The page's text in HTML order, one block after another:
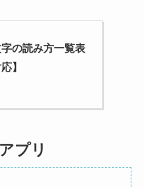
の読み方一覧表
】
プリ